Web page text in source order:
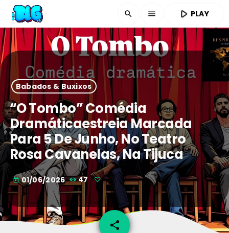
search menu play_arrow PLAY
Babados & Buxixos
“O Tombo” Comédia
Dramáticaestreia Marcada
Para 5 De Junho, No Teatro
Rosa Cavanelas, Na Tijuca
today 01/06/2026 47
share
email